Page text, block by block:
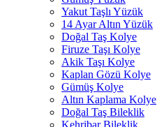
Yakut Taşlı Yüzük
14 Ayar Altın Yüzük
Doğal Taş Kolye
Firuze Taşı Kolye
Akik Taşı Kolye
Kaplan Gözü Kolye
Gümüş Kolye
Altın Kaplama Kolye
Doğal Taş Bileklik
Kehribar Bileklik